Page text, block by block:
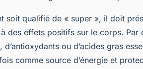
soit qualifié de « super », il doit
des effets positifs sur le corps. Par
d’antioxydants ou d’acides gras
comme source d’énergie et